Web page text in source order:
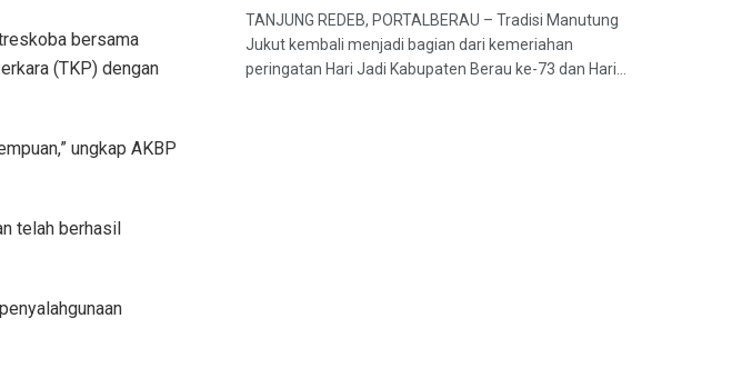
bersama
(TKP) dengan
ungkap AKBP
telah berhasil
TANJUNG REDEB, PORTALBERAU – Tradisi Manutung
Jukut kembali menjadi bagian dari kemeriahan
peringatan Hari Jadi Kabupaten Berau ke-73 dan Hari...